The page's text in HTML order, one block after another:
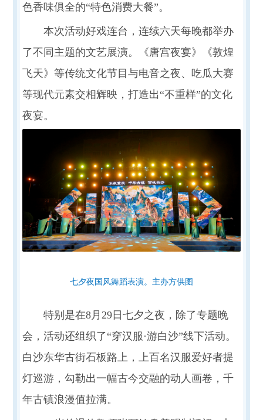
色香味俱全的“特色消费大餐”。
本次活动好戏连台，连续六天每晚都举办
了不同主题的文艺展演。《唐宫夜宴》《敦煌
飞天》等传统文化节目与电音之夜、吃瓜大赛
等现代元素交相辉映，打造出“不重样”的文化
夜宴。
七夕夜国风舞蹈表演。主办方供图
特别是在8月29日七夕之夜，除了专题晚
会，活动还组织了“穿汉服·游白沙”线下活动。
白沙东华古街石板路上，上百名汉服爱好者提
灯巡游，勾勒出一幅古今交融的动人画卷，千
年古镇浪漫值拉满。